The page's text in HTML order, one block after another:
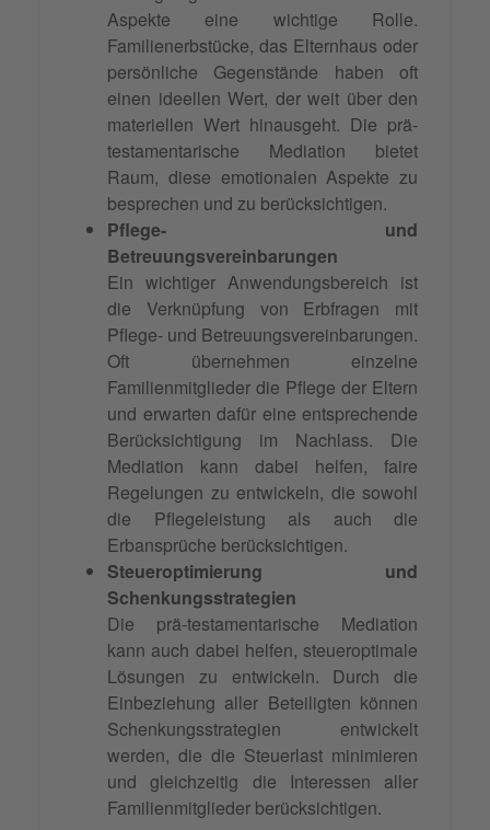
Aspekte eine wichtige Rolle.
Familienerbstücke, das Elternhaus oder
persönliche Gegenstände haben oft
einen ideellen Wert, der weit über den
materiellen Wert hinausgeht. Die prä-
testamentarische Mediation bietet
Raum, diese emotionalen Aspekte zu
besprechen und zu berücksichtigen.
Pflege- und
Betreuungsvereinbarungen
Ein wichtiger Anwendungsbereich ist
die Verknüpfung von Erbfragen mit
Pflege- und Betreuungsvereinbarungen.
Oft übernehmen einzelne
Familienmitglieder die Pflege der Eltern
und erwarten dafür eine entsprechende
Berücksichtigung im Nachlass. Die
Mediation kann dabei helfen, faire
Regelungen zu entwickeln, die sowohl
die Pflegeleistung als auch die
Erbansprüche berücksichtigen.
Steueroptimierung und
Schenkungsstrategien
Die prä-testamentarische Mediation
kann auch dabei helfen, steueroptimale
Lösungen zu entwickeln. Durch die
Einbeziehung aller Beteiligten können
Schenkungsstrategien entwickelt
werden, die die Steuerlast minimieren
und gleichzeitig die Interessen aller
Familienmitglieder berücksichtigen.